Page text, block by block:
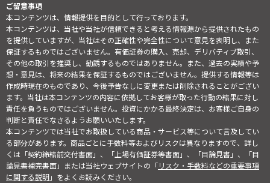
ご留意事項
本コンテンツは、情報提供を目的として行っております。
本コンテンツは、当社や当社が信頼できると考える情報源から提供されたもの
を提供していますが、当社はその正確性や完全性について意見を表明し、また
保証するものではございません。有価証券の購入、売却、デリバティブ取引、
その他の取引を推奨し、勧誘するものではありません。また、過去の実績や予
想・意見は、将来の結果を保証するものではございません。提供する情報等は
作成時現在のものであり、今後予告なしに変更または削除されることがござい
ます。当社は本コンテンツの内容に依拠してお客様が取った行動の結果に対し
責任を負うものではございません。投資にかかる最終決定は、お客様ご自身の
判断と責任でなさるようお願いいたします。
本コンテンツでは当社でお取扱している商品・サービス等について言及してい
る部分があります。商品ごとに手数料等およびリスクは異なりますので、詳し
くは「契約締結前交付書面」、「上場有価証券等書面」、「目論見書」、「目
論見書補完書面」または当社ウェブサイトの「リスク・手数料などの重要事項
に関する説明」をよくお読みください。